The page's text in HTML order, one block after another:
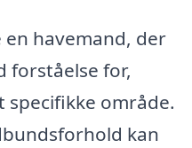
havemand, der
forståelse for,
område.
kan